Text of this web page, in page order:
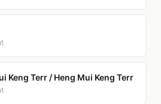
Keng Terr / Heng Mui Keng Terr